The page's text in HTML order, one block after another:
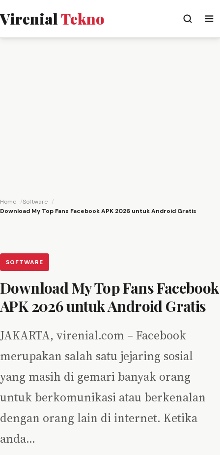
VirenialTekno
Home
Software
Download My Top Fans Facebook APK 2026 untuk Android Gratis
SOFTWARE
Download My Top Fans Facebook
APK 2026 untuk Android Gratis
JAKARTA, virenial.com – Facebook
merupakan salah satu jejaring sosial
yang masih di gemari banyak orang
untuk berkomunikasi atau berkenalan
dengan orang lain di internet. Ketika
anda…